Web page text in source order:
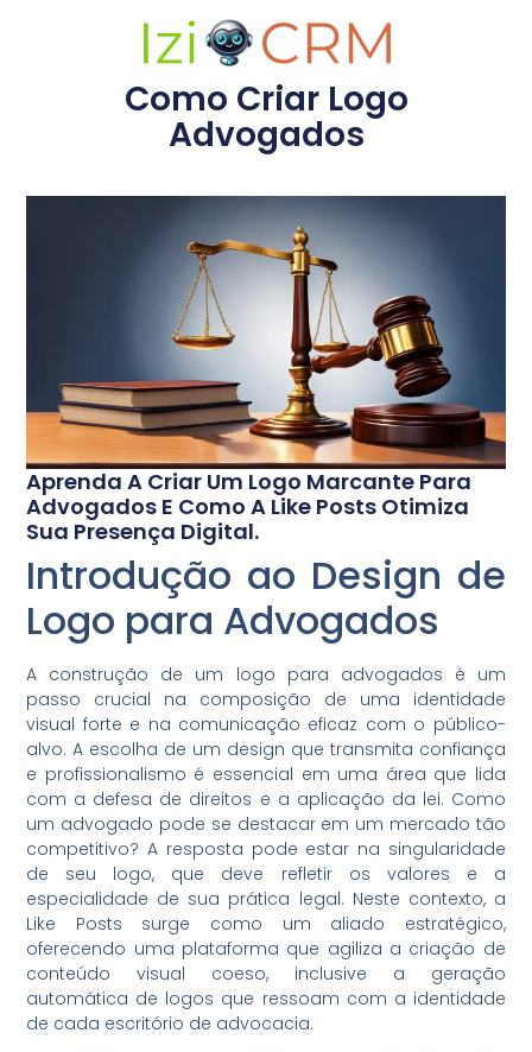
Como Criar Logo
Advogados
Aprenda A Criar Um Logo Marcante Para
Advogados E Como A Like Posts Otimiza
Sua Presença Digital.
Introdução ao Design de
Logo para Advogados
A construção de um logo para advogados é um
passo crucial na composição de uma identidade
visual forte e na comunicação eficaz com o público-
alvo. A escolha de um design que transmita confiança
e profissionalismo é essencial em uma área que lida
com a defesa de direitos e a aplicação da lei. Como
um advogado pode se destacar em um mercado tão
competitivo? A resposta pode estar na singularidade
de seu logo, que deve refletir os valores e a
especialidade de sua prática legal. Neste contexto, a
Like Posts surge como um aliado estratégico,
oferecendo uma plataforma que agiliza a criação de
conteúdo visual coeso, inclusive a geração
automática de logos que ressoam com a identidade
de cada escritório de advocacia.